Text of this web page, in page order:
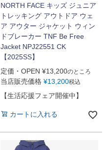
NORTH FACE キッズ ジュニア
トレッキング アウトドア ウェ
ア アウター ジャケット ウィン
ドブレーカー TNF Be Free
Jacket NPJ22551 CK
【2025SS】
定価・OPEN ¥13,200のところ
当店販売価格 ¥13,200税込
【生活応援フェア開催中】
カートに入れる